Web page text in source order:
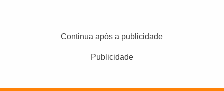
Continua após a publicidade
Publicidade